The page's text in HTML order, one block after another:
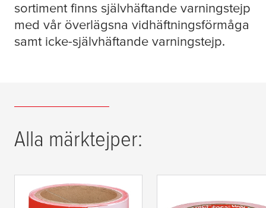
sortiment finns självhäftande varningstejp
med vår överlägsna vidhäftningsförmåga
samt icke-självhäftande varningstejp.
Alla märktejper:
tesa® Signal Non
tesa® Signal